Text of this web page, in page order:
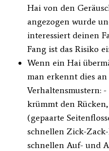
Hai von den
angezogen wurde
interessiert deinen
Fang ist das Risiko
Wenn ein Hai
man erkennt dies
Verhaltensmustern:
krümmt den
(gepaarte
schnellen Zick-
schnellen Auf- und